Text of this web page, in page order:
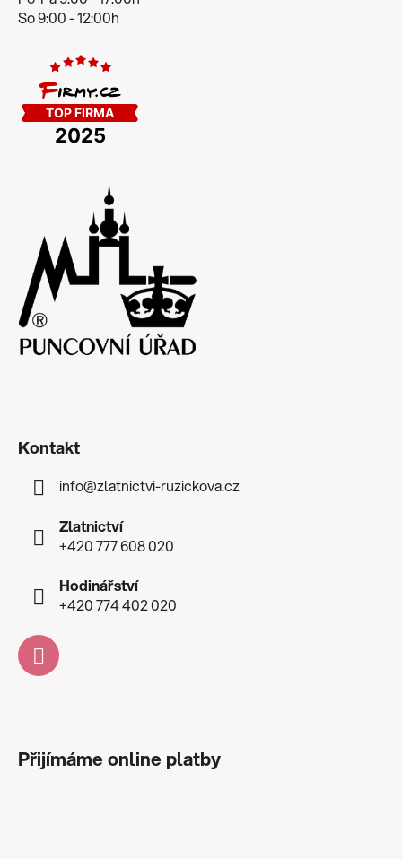
So 9:00 - 12:00h
Kontakt
info@zlatnictvi-ruzickova.cz
Zlatnictví
+420 777 608 020
Hodinářství
+420 774 402 020
Přijímáme online platby